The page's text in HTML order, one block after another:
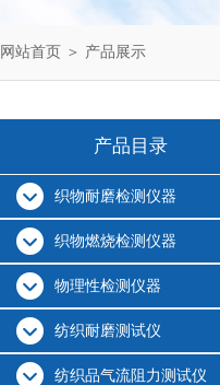
网站首页 ＞ 产品展示
产品目录
织物耐磨检测仪器
织物燃烧检测仪器
物理性检测仪器
纺织耐磨测试仪
纺织品气流阻力测试仪